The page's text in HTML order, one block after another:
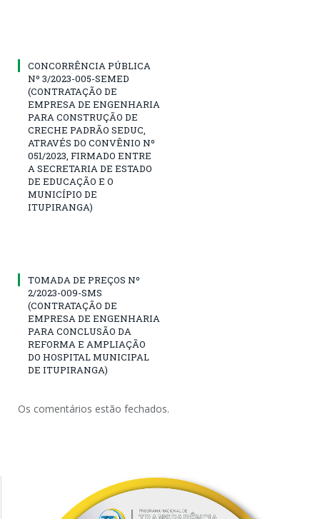
CONCORRÊNCIA PÚBLICA
Nº 3/2023-005-SEMED
(CONTRATAÇÃO DE
EMPRESA DE ENGENHARIA
PARA CONSTRUÇÃO DE
CRECHE PADRÃO SEDUC,
ATRAVÉS DO CONVÊNIO Nº
051/2023, FIRMADO ENTRE
A SECRETARIA DE ESTADO
DE EDUCAÇÃO E O
MUNICÍPIO DE
ITUPIRANGA)
TOMADA DE PREÇOS Nº
2/2023-009-SMS
(CONTRATAÇÃO DE
EMPRESA DE ENGENHARIA
PARA CONCLUSÃO DA
REFORMA E AMPLIAÇÃO
DO HOSPITAL MUNICIPAL
DE ITUPIRANGA)
Os comentários estão fechados.